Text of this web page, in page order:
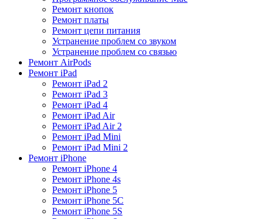
Ремонт кнопок
Ремонт платы
Ремонт цепи питания
Устранение проблем со звуком
Устранение проблем со связью
Ремонт AirPods
Ремонт iPad
Ремонт iPad 2
Ремонт iPad 3
Ремонт iPad 4
Ремонт iPad Air
Ремонт iPad Air 2
Ремонт iPad Mini
Ремонт iPad Mini 2
Ремонт iPhone
Ремонт iPhone 4
Ремонт iPhone 4s
Ремонт iPhone 5
Ремонт iPhone 5C
Ремонт iPhone 5S